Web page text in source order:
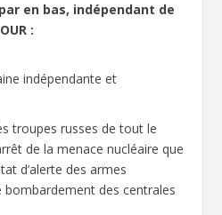
en bas, indépendant de
:
indépendante et
troupes russes de tout le
de la menace nucléaire que
d’alerte des armes
bombardement des centrales